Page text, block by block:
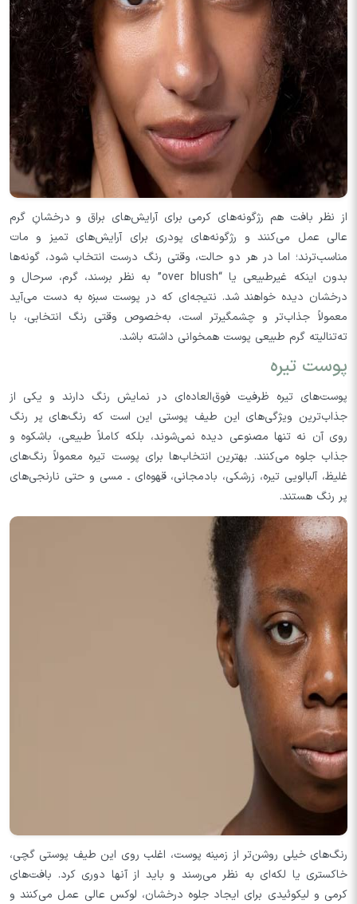
از نظر بافت هم رژگونه‌های کرمی برای آرایش‌های براق و درخشانِ گرم
عالی عمل می‌کنند و رژگونه‌های پودری برای آرایش‌های تمیز و مات
مناسب‌ترند؛ اما در هر دو حالت، وقتی رنگ درست انتخاب شود، گونه‌ها
بدون اینکه غیرطبیعی یا “over blush” به نظر برسند، گرم، سرحال و
درخشان دیده خواهند شد. نتیجه‌ای که در پوست سبزه به دست می‌آید
معمولاً جذاب‌تر و چشمگیرتر است، به‌خصوص وقتی رنگ انتخابی، با
ته‌تنالیته گرم طبیعی پوست همخوانی داشته باشد.
پوست تیره
پوست‌های تیره ظرفیت فوق‌العاده‌ای در نمایش رنگ دارند و یکی از
جذاب‌ترین ویژگی‌های این طیف پوستی این است که رنگ‌های پر رنگ
روی آن نه تنها مصنوعی دیده نمی‌شوند، بلکه کاملاً طبیعی، باشکوه و
جذاب جلوه می‌کنند. بهترین انتخاب‌ها برای پوست تیره معمولاً رنگ‌های
غلیظ، آلبالویی تیره، زرشکی، بادمجانی، قهوه‌ای ـ مسی و حتی نارنجی‌های
پر رنگ هستند.
رنگ‌های خیلی روشن‌تر از زمینه پوست، اغلب روی این طیف پوستی گچی،
خاکستری یا لکه‌ای به نظر می‌رسند و باید از آنها دوری کرد. بافت‌های
کرمی و لیکوئیدی برای ایجاد جلوه‌ درخشان، لوکس عالی عمل می‌کنند و